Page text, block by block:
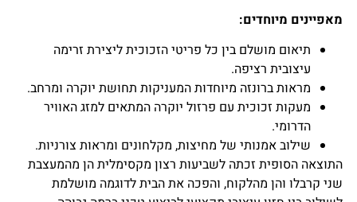
מאפיינים מיוחדים:
תיאום מושלם בין כל פריטי הזכוכית ליצירת זרימה
עיצובית רציפה.
מראות ברונזה מיוחדות המעניקות תחושת יוקרה ומרחב.
מעקות זכוכית עם פרזול יוקרה המתאים למזג האוויר
הדרומי.
שילוב אמנותי של מחיצות, מקלחונים ומראות צורניות.
התוצאה הסופית זכתה לשביעות רצון מקסימלית הן מהמעצבת
שני קרבלו והן מהלקוח, והפכה את הבית לדוגמה מושלמת